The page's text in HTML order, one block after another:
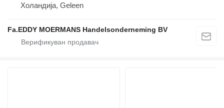
Холандија, Geleen
Fa.EDDY MOERMANS Handelsonderneming BV